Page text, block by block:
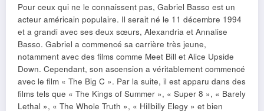
Pour ceux qui ne le connaissent pas, Gabriel Basso est un
acteur américain populaire. Il serait né le 11 décembre 1994
et a grandi avec ses deux sœurs, Alexandria et Annalise
Basso. Gabriel a commencé sa carrière très jeune,
notamment avec des films comme Meet Bill et Alice Upside
Down. Cependant, son ascension a véritablement commencé
avec le film « The Big C ». Par la suite, il est apparu dans des
films tels que « The Kings of Summer », « Super 8 », « Barely
Lethal », « The Whole Truth », « Hillbilly Elegy » et bien